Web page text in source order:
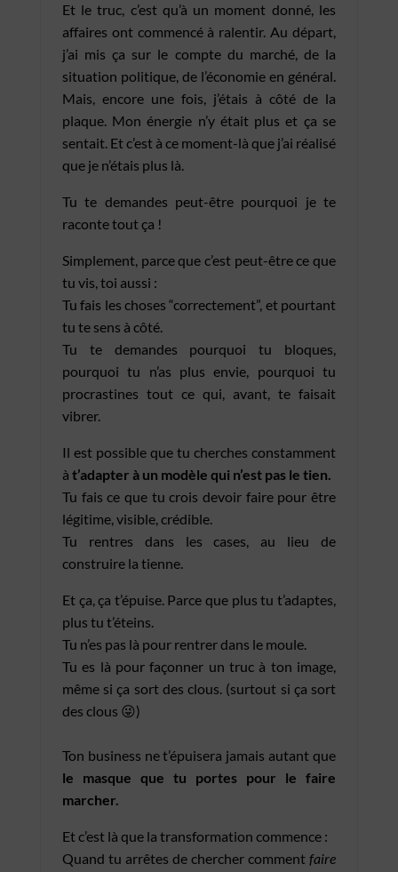
Et le truc, c’est qu’à un moment donné, les
affaires ont commencé à ralentir. Au départ,
j’ai mis ça sur le compte du marché, de la
situation politique, de l’économie en général.
Mais, encore une fois, j’étais à côté de la
plaque. Mon énergie n’y était plus et ça se
sentait. Et c’est à ce moment-là que j’ai réalisé
que je n’étais plus là.
Tu te demandes peut-être pourquoi je te
raconte tout ça !
Simplement, parce que c’est peut-être ce que
tu vis, toi aussi :
Tu fais les choses “correctement”, et pourtant
tu te sens à côté.
Tu te demandes pourquoi tu bloques,
pourquoi tu n’as plus envie, pourquoi tu
procrastines tout ce qui, avant, te faisait
vibrer.
Il est possible que tu cherches constamment
à t’adapter à un modèle qui n’est pas le tien.
Tu fais ce que tu crois devoir faire pour être
légitime, visible, crédible.
Tu rentres dans les cases, au lieu de
construire la tienne.
Et ça, ça t’épuise. Parce que plus tu t’adaptes,
plus tu t’éteins.
Tu n’es pas là pour rentrer dans le moule.
Tu es là pour façonner un truc à ton image,
même si ça sort des clous. (surtout si ça sort
des clous 😜)
Ton business ne t’épuisera jamais autant que
le masque que tu portes pour le faire
marcher.
Et c’est là que la transformation commence :
Quand tu arrêtes de chercher comment faire